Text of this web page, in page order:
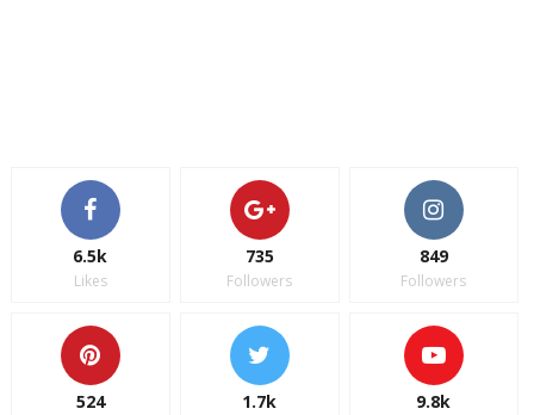
6.5k
Likes
735
Followers
849
Followers
524 1.7k 9.8k